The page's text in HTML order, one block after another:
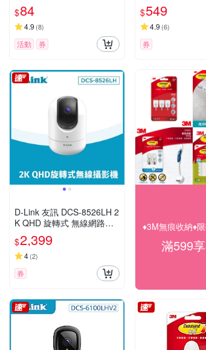
$84
4.9 (8)
活動 券
$549
4.9 (6)
券
D-Link 友訊 DCS-8526LH 2
K QHD 旋轉式 無線網路攝
影機
$2,399
4(2)
券
滿599